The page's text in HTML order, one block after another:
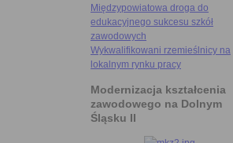
Międzypowiatowa droga do
edukacyjnego sukcesu szkół
zawodowych
Wykwalifikowani rzemieślnicy na
lokalnym rynku pracy
Modernizacja kształcenia
zawodowego na Dolnym
Śląsku II